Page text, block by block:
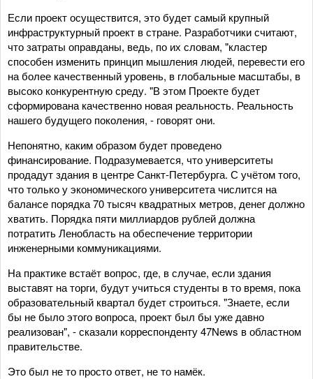
Если проект осуществится, это будет самый крупный
инфраструктурный проект в стране. Разработчики считают,
что затраты оправданы, ведь, по их словам, "кластер
способен изменить принцип мышления людей, перевести его
на более качественный уровень, в глобальные масштабы, в
высоко конкурентную среду. "В этом Проекте будет
сформирована качественно новая реальность. Реальность
нашего будущего поколения, - говорят они.
Непонятно, каким образом будет проведено
финансирование. Подразумевается, что университеты
продадут здания в центре Санкт-Петербурга. С учётом того,
что только у экономического университета числится на
балансе порядка 70 тысяч квадратных метров, денег должно
хватить. Порядка пяти миллиардов рублей должна
потратить Ленобласть на обеспечение территории
инженерными коммуникациями.
На практике встаёт вопрос, где, в случае, если здания
выставят на торги, будут учиться студенты в то время, пока
образовательный квартал будет строиться. "Знаете, если
бы не было этого вопроса, проект был бы уже давно
реализован", - сказали корреспонденту 47News в областном
правительстве.
Это был не то просто ответ, не то намёк.